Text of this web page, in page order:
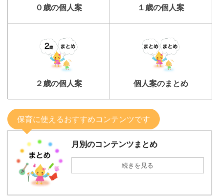
０歳の個人案 １歳の個人案
２歳の個人案 個人案のまとめ
保育に使えるおすすめコンテンツです
月別のコンテンツまとめ
続きを見る